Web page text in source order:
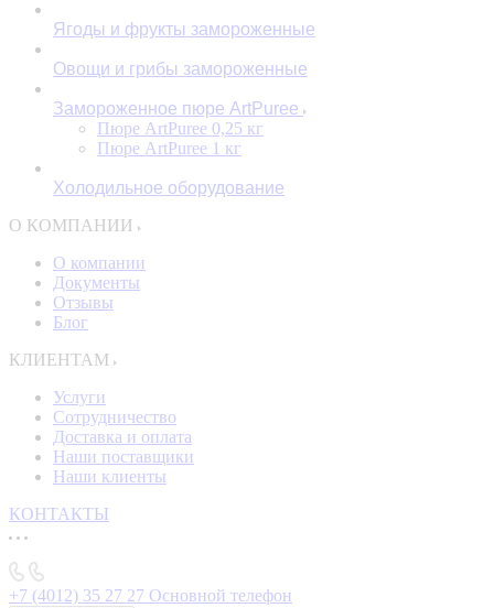
Ягоды и фрукты замороженные
Овощи и грибы замороженные
Замороженное пюре ArtPuree
Пюре ArtPuree 0,25 кг
Пюре ArtPuree 1 кг
Холодильное оборудование
О КОМПАНИИ
О компании
Документы
Отзывы
Блог
КЛИЕНТАМ
Услуги
Сотрудничество
Доставка и оплата
Наши поставщики
Наши клиенты
КОНТАКТЫ
+7 (4012) 35 27 27 Основной телефон